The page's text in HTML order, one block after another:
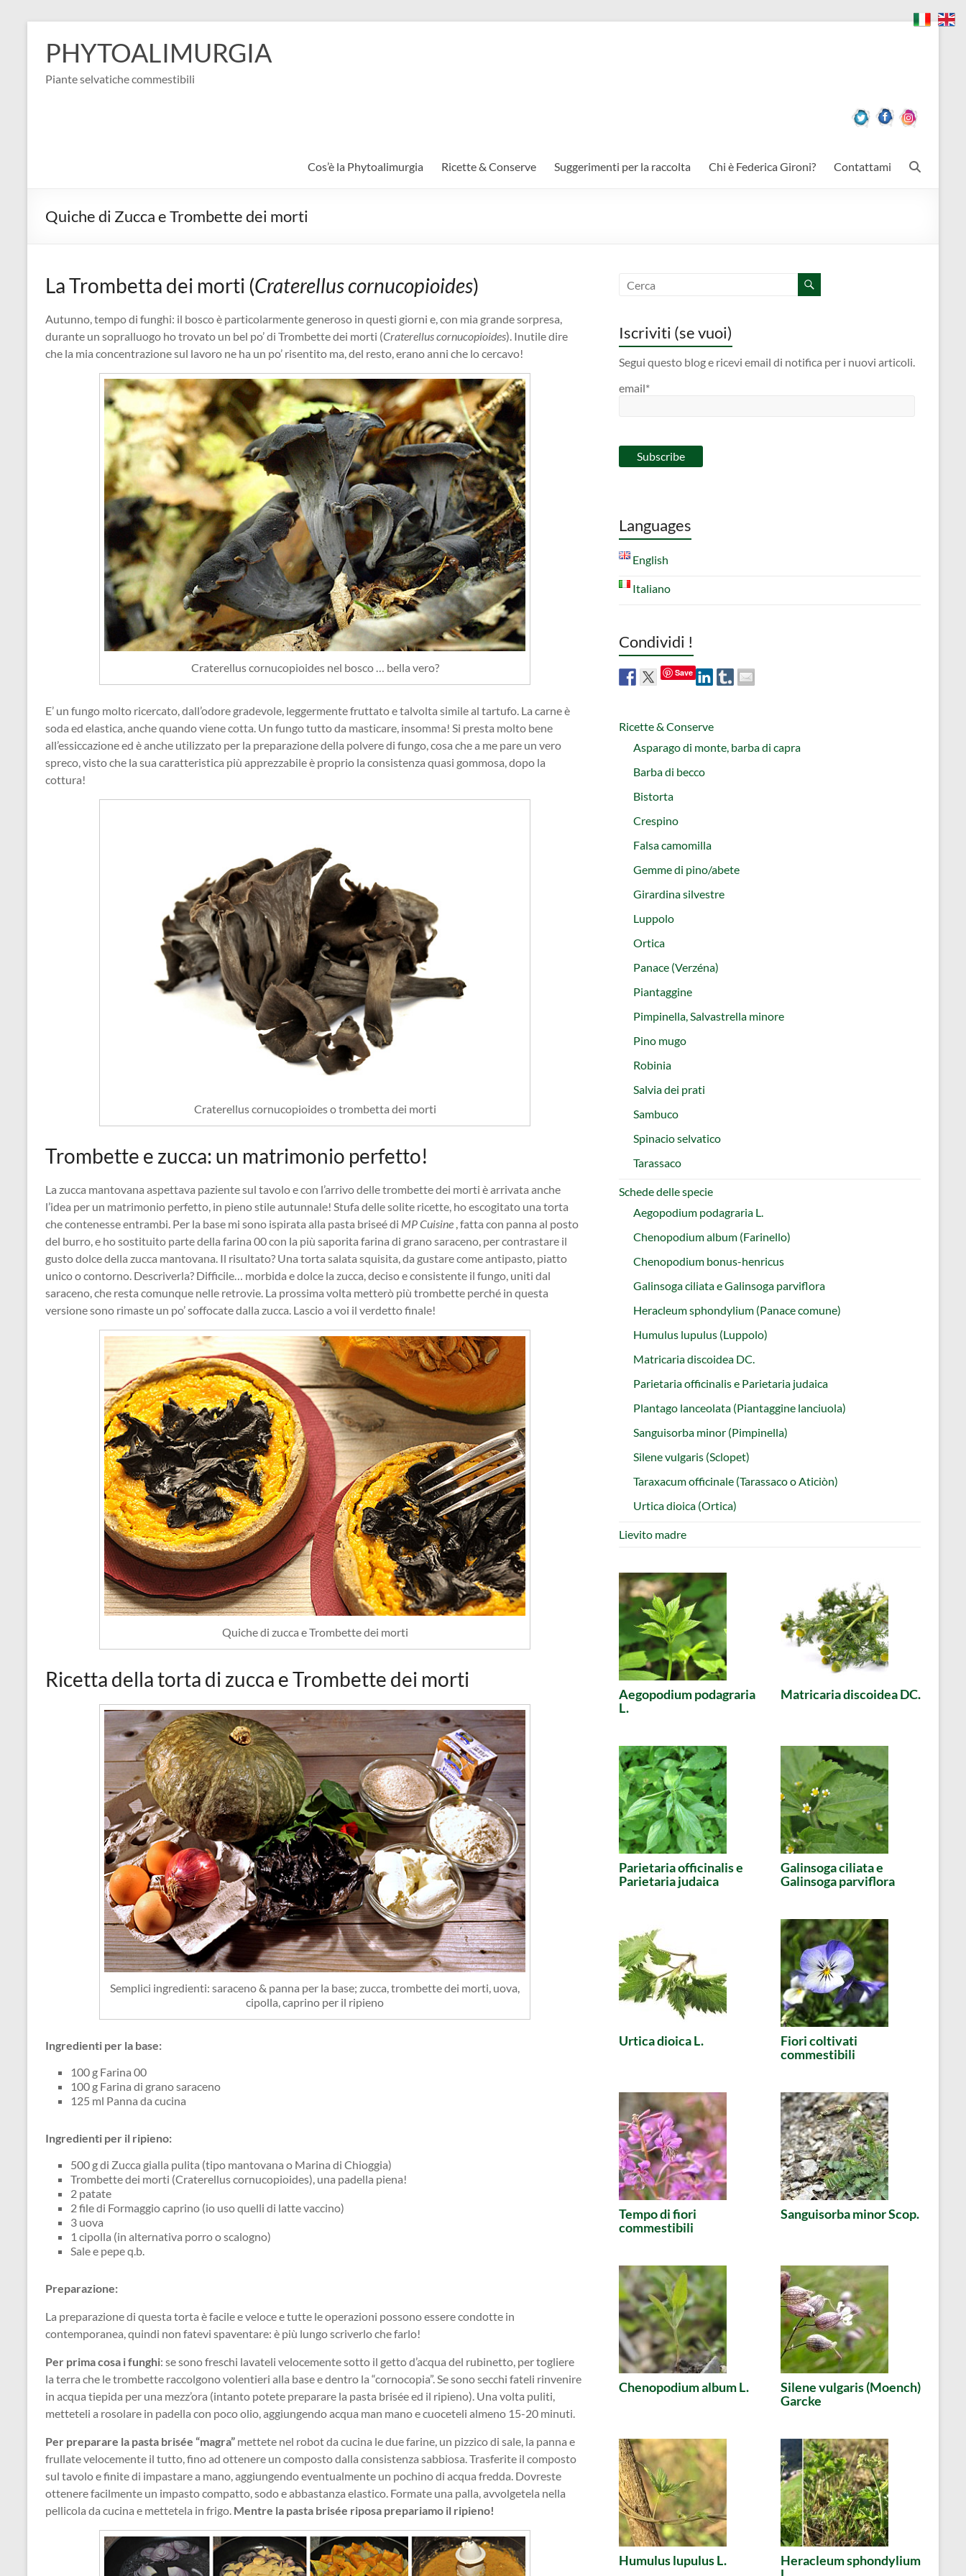
contenuto
PHYTOALIMURGIA
Piante selvatiche commestibili
Cos’è la Phytoalimurgia Ricette & Conserve Suggerimenti per la raccolta Chi è Federica Gironi? Contattami
Quiche di Zucca e Trombette dei morti
La Trombetta dei morti (Craterelluscornucopioides)
Autunno, tempo di funghi: il bosco è particolarmente generoso in questi giorni e, con mia grande sorpresa,
durante un sopralluogo ho trovato un bel po’ di Trombette dei morti (Craterelluscornucopioides). Inutile dire
che la mia concentrazione sul lavoro ne ha un po’ risentito ma, del resto, erano anni che lo cercavo!
Craterellus cornucopioides nel bosco … bella vero?
E’ un fungo molto ricercato, dall’odore gradevole, leggermente fruttato e talvolta simile al tartufo. La carne è
soda ed elastica, anche quando viene cotta. Un fungo tutto da masticare, insomma! Si presta molto bene
all’essiccazione ed è anche utilizzato per la preparazione della polvere di fungo, cosa che a me pare un vero
spreco, visto che la sua caratteristica più apprezzabile è proprio la consistenza quasi gommosa, dopo la
cottura!
Craterellus cornucopioides o trombetta dei morti
Trombette e zucca: un matrimonio perfetto!
La zucca mantovana aspettava paziente sul tavolo e con l’arrivo delle trombette dei morti è arrivata anche
l’idea per un matrimonio perfetto, in pieno stile autunnale! Stufa delle solite ricette, ho escogitato una torta
che contenesse entrambi. Per la base mi sono ispirata alla pasta briseé di MP Cuisine , fatta con panna al posto
del burro, e ho sostituito parte della farina 00 con la più saporita farina di grano saraceno, per contrastare il
gusto dolce della zucca mantovana. Il risultato? Una torta salata squisita, da gustare come antipasto, piatto
unico o contorno. Descriverla? Difficile… morbida e dolce la zucca, deciso e consistente il fungo, uniti dal
saraceno, che resta comunque nelle retrovie. La prossima volta metterò più trombette perché in questa
versione sono rimaste un po’ soffocate dalla zucca. Lascio a voi il verdetto finale!
Quiche di zucca e Trombette dei morti
Ricetta della torta di zucca e Trombette dei morti
Semplici ingredienti: saraceno & panna per la base; zucca, trombette dei morti, uova,
cipolla, caprino per il ripieno
Ingredienti per la base:
100 g Farina 00
100 g Farina di grano saraceno
125 ml Panna da cucina
Ingredienti per il ripieno:
500 g di Zucca gialla pulita (tipo mantovana o Marina di Chioggia)
Trombette dei morti (Craterellus cornucopioides), una padella piena!
2 patate
2 file di Formaggio caprino (io uso quelli di latte vaccino)
3 uova
1 cipolla (in alternativa porro o scalogno)
Sale e pepe q.b.
Preparazione:
La preparazione di questa torta è facile e veloce e tutte le operazioni possono essere condotte in
contemporanea, quindi non fatevi spaventare: è più lungo scriverlo che farlo!
Per prima cosa i funghi: se sono freschi lavateli velocemente sotto il getto d’acqua del rubinetto, per togliere
la terra che le trombette raccolgono volentieri alla base e dentro la “cornocopia”. Se sono secchi fateli rinvenire
in acqua tiepida per una mezz’ora (intanto potete preparare la pasta brisée ed il ripieno). Una volta puliti,
metteteli a rosolare in padella con poco olio, aggiungendo acqua man mano e cuoceteli almeno 15-20 minuti.
Per preparare la pasta brisée “magra” mettete nel robot da cucina le due farine, un pizzico di sale, la panna e
frullate velocemente il tutto, fino ad ottenere un composto dalla consistenza sabbiosa. Trasferite il composto
sul tavolo e finite di impastare a mano, aggiungendo eventualmente un pochino di acqua fredda. Dovreste
ottenere facilmente un impasto compatto, sodo e abbastanza elastico. Formate una palla, avvolgetela nella
pellicola da cucina e mettetela in frigo. Mentre la pasta brisée riposa prepariamo il ripieno!
Iscriviti (se vuoi)
Segui questo blog e ricevi email di notifica per i nuovi articoli.
email*
Languages
English
Italiano
Condividi !
Save
Ricette & Conserve
Asparago di monte, barba di capra
Barba di becco
Bistorta
Crespino
Falsa camomilla
Gemme di pino/abete
Girardina silvestre
Luppolo
Ortica
Panace (Verzéna)
Piantaggine
Pimpinella, Salvastrella minore
Pino mugo
Robinia
Salvia dei prati
Sambuco
Spinacio selvatico
Tarassaco
Schede delle specie
Aegopodium podagraria L.
Chenopodium album (Farinello)
Chenopodium bonus-henricus
Galinsoga ciliata e Galinsoga parviflora
Heracleum sphondylium (Panace comune)
Humulus lupulus (Luppolo)
Matricaria discoidea DC.
Parietaria officinalis e Parietaria judaica
Plantago lanceolata (Piantaggine lanciuola)
Sanguisorba minor (Pimpinella)
Silene vulgaris (Sclopet)
Taraxacum officinale (Tarassaco o Aticiòn)
Urtica dioica (Ortica)
Lievito madre
Aegopodium podagraria
L.
Matricaria discoidea DC.
Parietaria officinalis e
Parietaria judaica
Galinsoga ciliata e
Galinsoga parviflora
Urtica dioica L.
Fiori coltivati
commestibili
Tempo di fiori
commestibili
Sanguisorba minor Scop.
Chenopodium album L.
Silene vulgaris (Moench)
Garcke
Humulus lupulus L.
Heracleum sphondylium